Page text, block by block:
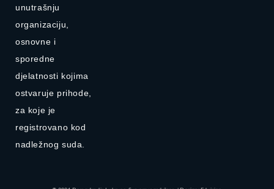
unutrašnju
organizaciju,
osnovne i
sporedne
djelatnosti kojima
ostvaruje prihode,
za koje je
registrovano kod
nadležnog suda.